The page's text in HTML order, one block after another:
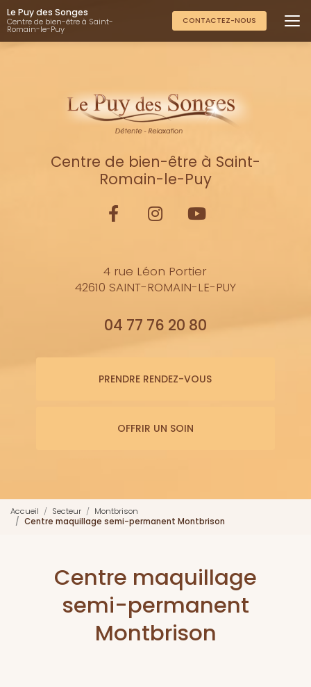
Aller
au
contenu
principal
Le Puy des Songes
Centre de bien-être à Saint-
Romain-le-Puy
CONTACTEZ-NOUS
Centre de bien-être à Saint-
Romain-le-Puy
4 rue Léon Portier
42610 SAINT-ROMAIN-LE-PUY
04 77 76 20 80
PRENDRE RENDEZ-VOUS
OFFRIR UN SOIN
Accueil Secteur
Montbrison
Centre maquillage semi-permanent Montbrison
Centre maquillage
semi-permanent
Montbrison